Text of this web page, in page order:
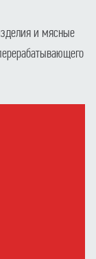
и мясные